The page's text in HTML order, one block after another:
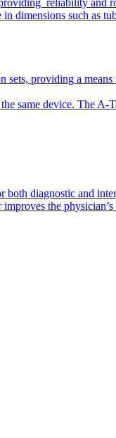
reliability and
dimensions such as
providing a
same device. The A-
both diagnostic and
the